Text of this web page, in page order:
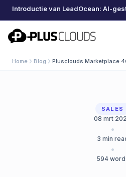
PlusClouds
Home Blog Plusclouds Marketplace
SALES
08 mrt
•
3 min
•
594